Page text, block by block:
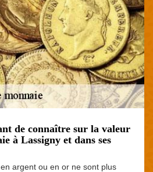
de connaître sur la valeur
à Lassigny et dans ses
argent ou en or ne sont plus